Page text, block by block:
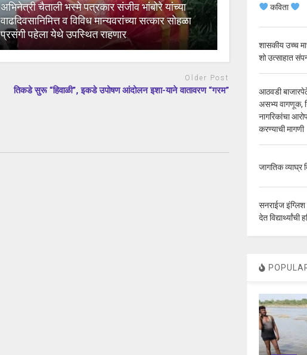
अभिनेत्री चैताली भस्मे पत्रकार संजीव भांबोरे यांच्या
वाढदिवसानिमित्त व विविध मान्यवरांच्या सत्कार सोहळा
प्रसंगी पहेला येथे उपस्थित राहणार
Older Post
तिकडे सुरू “हिवाळी”, इकडे उपोषण आंदोलन इशा-याने वातावरण “गरम”
कविता
शासकीय उच्च
शो उत्साहात
आठवडी
असभ्य वागणूक,
नागरिकांचा
करण्याची मागणी
जागतिक व्याघ्र
सनराईज इंग्लिश
देत